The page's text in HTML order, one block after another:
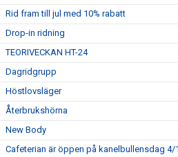
Rid fram till jul med 10% rabatt
Drop-in ridning
TEORIVECKAN HT-24
Dagridgrupp
Höstlovsläger
Återbrukshörna
New Body
Cafeterian är öppen på kanelbullensdag 4/